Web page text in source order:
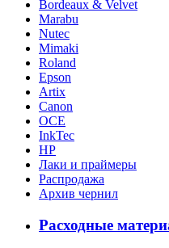
Bordeaux & Velvet
Marabu
Nutec
Mimaki
Roland
Epson
Artix
Canon
OCE
InkTec
HP
Лаки и праймеры
Распродажа
Архив чернил
Расходные